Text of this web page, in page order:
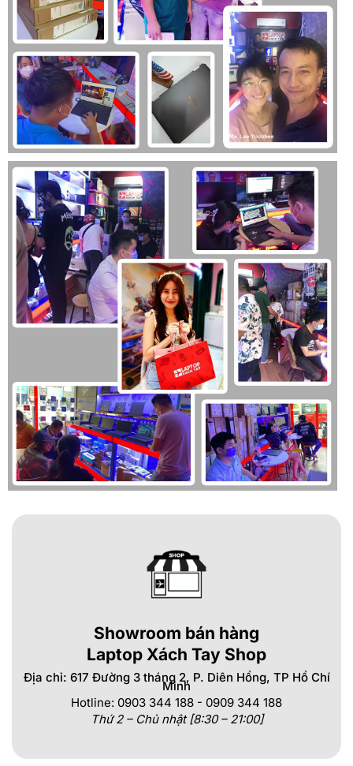
Showroom bán hàng
Laptop Xách Tay Shop
Địa chỉ: 617 Đường 3 tháng 2, P. Diên Hồng, TP Hồ Chí
Minh
Hotline: 0903 344 188 - 0909 344 188
Thứ 2 – Chủ nhật [8:30 – 21:00]